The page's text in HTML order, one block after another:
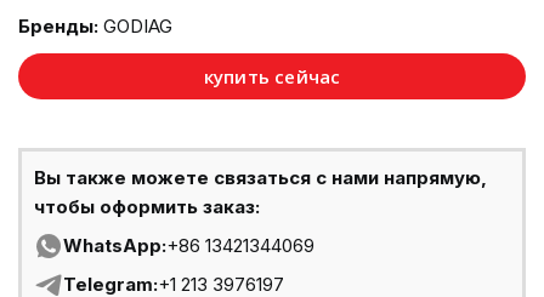
Бренды: GODIAG
купить сейчас
Вы также можете связаться с нами напрямую,
чтобы оформить заказ:
WhatsApp:+86 13421344069
Telegram:+1 213 3976197